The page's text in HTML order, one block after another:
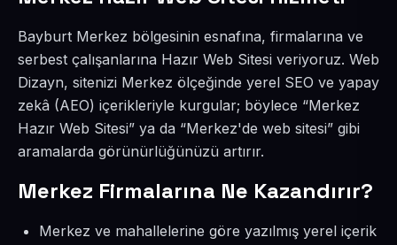
Bayburt Merkez bölgesinin esnafına, firmalarına ve
serbest çalışanlarına Hazır Web Sitesi veriyoruz. Web
Dizayn, sitenizi Merkez ölçeğinde yerel SEO ve yapay
zekâ (AEO) içerikleriyle kurgular; böylece “Merkez
Hazır Web Sitesi” ya da “Merkez'de web sitesi” gibi
aramalarda görünürlüğünüzü artırır.
Merkez Firmalarına Ne Kazandırır?
Merkez ve mahallelerine göre yazılmış yerel içerik